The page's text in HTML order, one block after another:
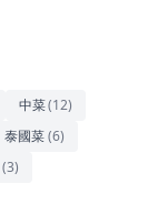
中菜(12)
泰國菜(6)
(3)